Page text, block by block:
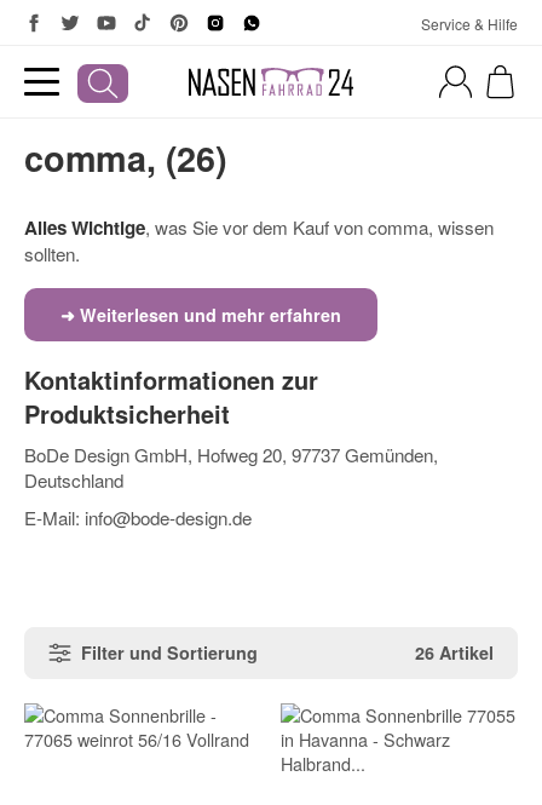
Service & Hilfe
comma, (26)
Alles Wichtige, was Sie vor dem Kauf von comma, wissen
sollten.
➜ Weiterlesen und mehr erfahren
Kontaktinformationen zur
Produktsicherheit
BoDe Design GmbH, Hofweg 20, 97737 Gemünden,
Deutschland
E-Mail: info@bode-design.de
Filter und Sortierung 26 Artikel